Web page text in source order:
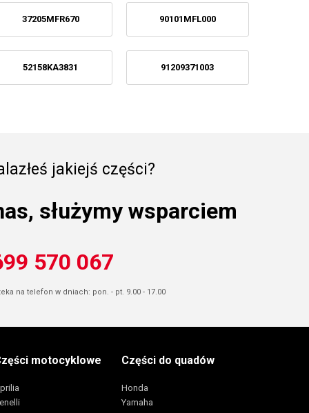
37205MFR670 90101MFL000
52158KA3831 91209371003
jakiejś części?
służymy wsparciem
570 067
na telefon w dniach: pon. - pt. 9.00 - 17.00
motocyklowe Części do quadów
Honda
Yamaha